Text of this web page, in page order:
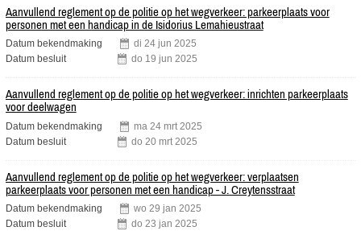
Aanvullend reglement op de politie op het wegverkeer: parkeerplaats voor
personen met een handicap in de Isidorius Lemahieustraat
Datum bekendmaking di 24 jun 2025
Datum besluit
do 19 jun 2025
Aanvullend reglement op de politie op het wegverkeer: inrichten parkeerplaats
voor deelwagen
Datum bekendmaking ma 24 mrt 2025
Datum besluit
do 20 mrt 2025
Aanvullend reglement op de politie op het wegverkeer: verplaatsen
parkeerplaats voor personen met een handicap - J. Creytensstraat
Datum bekendmaking wo 29 jan 2025
Datum besluit
do 23 jan 2025